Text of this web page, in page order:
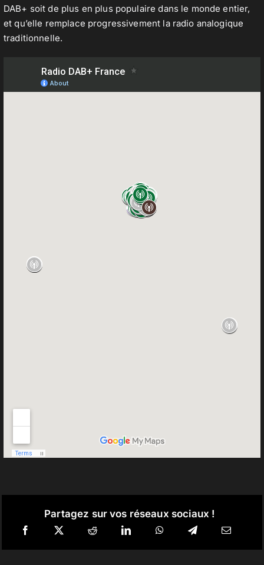
DAB+ soit de plus en plus populaire dans le monde entier,
et qu’elle remplace progressivement la radio analogique
traditionnelle.
Partagez sur vos réseaux sociaux !